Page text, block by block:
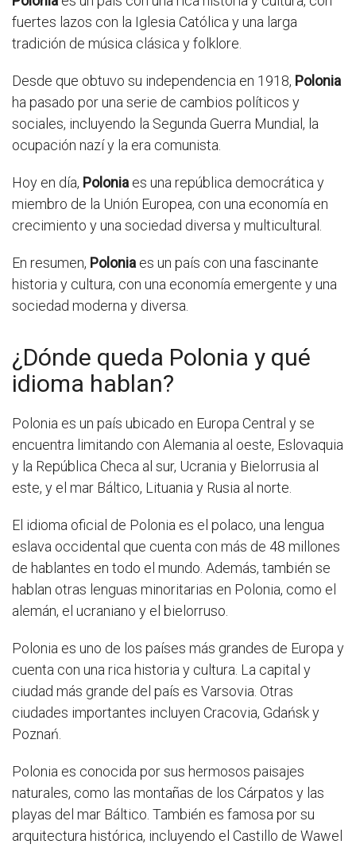
fuertes lazos con la Iglesia Católica y una larga
tradición de música clásica y folklore.
Desde que obtuvo su independencia en 1918, Polonia
ha pasado por una serie de cambios políticos y
sociales, incluyendo la Segunda Guerra Mundial, la
ocupación nazí y la era comunista.
Hoy en día, Polonia es una república democrática y
miembro de la Unión Europea, con una economía en
crecimiento y una sociedad diversa y multicultural.
En resumen, Polonia es un país con una fascinante
historia y cultura, con una economía emergente y una
sociedad moderna y diversa.
¿Dónde queda Polonia y qué
idioma hablan?
Polonia es un país ubicado en Europa Central y se
encuentra limitando con Alemania al oeste, Eslovaquia
y la República Checa al sur, Ucrania y Bielorrusia al
este, y el mar Báltico, Lituania y Rusia al norte.
El idioma oficial de Polonia es el polaco, una lengua
eslava occidental que cuenta con más de 48 millones
de hablantes en todo el mundo. Además, también se
hablan otras lenguas minoritarias en Polonia, como el
alemán, el ucraniano y el bielorruso.
Polonia es uno de los países más grandes de Europa y
cuenta con una rica historia y cultura. La capital y
ciudad más grande del país es Varsovia. Otras
ciudades importantes incluyen Cracovia, Gdańsk y
Poznań.
Polonia es conocida por sus hermosos paisajes
naturales, como las montañas de los Cárpatos y las
playas del mar Báltico. También es famosa por su
arquitectura histórica, incluyendo el Castillo de Wawel